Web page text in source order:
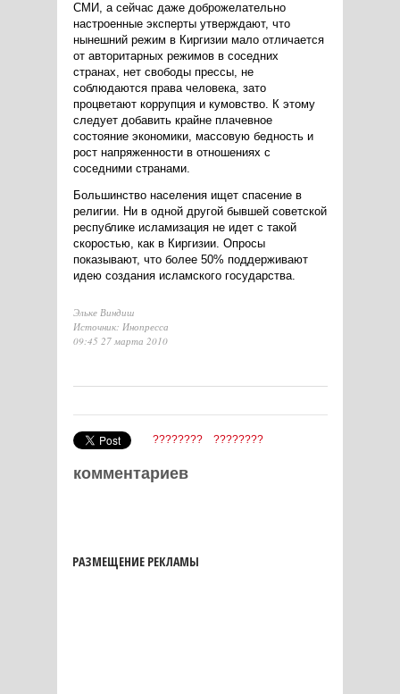
СМИ, а сейчас даже доброжелательно
настроенные эксперты утверждают, что
нынешний режим в Киргизии мало отличается
от авторитарных режимов в соседних
странах, нет свободы прессы, не
соблюдаются права человека, зато
процветают коррупция и кумовство. К этому
следует добавить крайне плачевное
состояние экономики, массовую бедность и
рост напряженности в отношениях с
соседними странами.
Большинство населения ищет спасение в
религии. Ни в одной другой бывшей советской
республике исламизация не идет с такой
скоростью, как в Киргизии. Опросы
показывают, что более 50% поддерживают
идею создания исламского государства.
Эльке Виндиш
Источник: Инопресса
09:45 27 марта 2010
???????? ????????
комментариев
РАЗМЕЩЕНИЕ РЕКЛАМЫ